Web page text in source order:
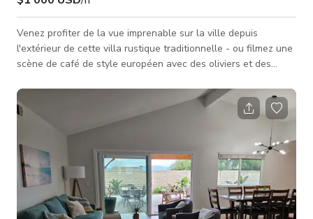
Venez profiter de la vue imprenable sur la ville depuis
l'extérieur de cette villa rustique traditionnelle - ou filmez une
scène de café de style européen avec des oliviers et des
de patio extérieurs. Imprégnez-vous des espaces de vie
royaux dignes d'un roi. Filmez une partie de billard avec un
éclairage intime en hauteur, ou une scène d'un clip musical en
ancien